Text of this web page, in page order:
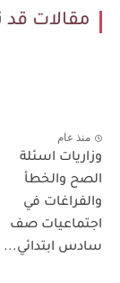
مقالات
منذ عام
وزاريات اسئلة
الصح والخطأ
والفراغات في
اجتماعيات صف
سادس ابتدائي...